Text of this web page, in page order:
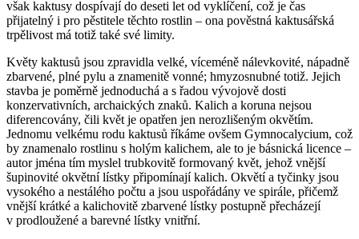
však kaktusy dospívají do deseti let od vyklíčení, což je čas
přijatelný i pro pěstitele těchto rostlin – ona pověstná kaktusářská
trpělivost má totiž také své limity.
Květy kaktusů jsou zpravidla velké, víceméně nálevkovité, nápadně
zbarvené, plné pylu a znamenitě vonné; hmyzosnubné totiž. Jejich
stavba je poměrně jednoduchá a s řadou vývojově dosti
konzervativních, archaických znaků. Kalich a koruna nejsou
diferencovány, čili květ je opatřen jen nerozlišeným okvětím.
Jednomu velkému rodu kaktusů říkáme ovšem Gymnocalycium, což
by znamenalo rostlinu s holým kalichem, ale to je básnická licence –
autor jména tím myslel trubkovitě formovaný květ, jehož vnější
šupinovité okvětní lístky připomínají kalich. Okvětí a tyčinky jsou
vysokého a nestálého počtu a jsou uspořádány ve spirále, přičemž
vnější krátké a kalichovitě zbarvené lístky postupně přecházejí
v prodloužené a barevné lístky vnitřní.